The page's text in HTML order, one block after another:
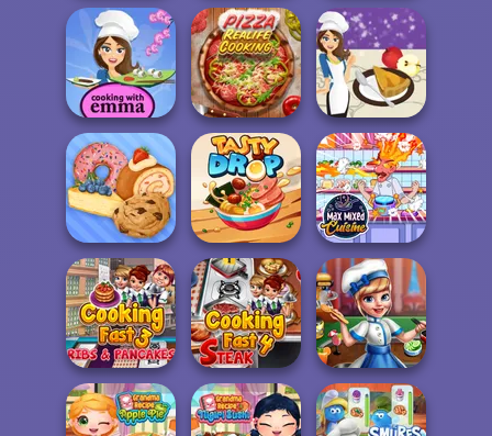
Cooking Chef -
Food Fever
Cake Shop Burger Shop
Sushi Rolls -
Cooking with
Emm...
Pizza Real Life
Cooking
French Apple Pie
- Cooking wit...
Bakery Shop Tasty Drop
Max Mixed
Cuisine